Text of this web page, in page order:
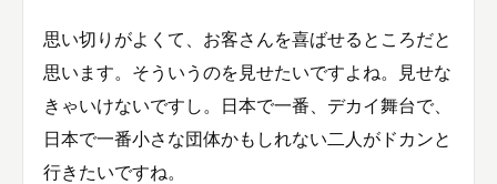
思い切りがよくて、お客さんを喜ばせるところだと
思います。そういうのを見せたいですよね。見せな
きゃいけないですし。日本で一番、デカイ舞台で、
日本で一番小さな団体かもしれない二人がドカンと
行きたいですね。